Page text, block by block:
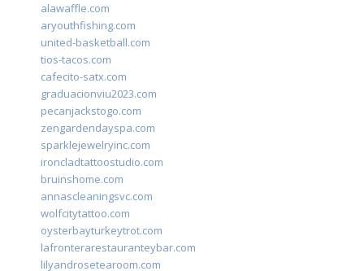
alawaffle.com
aryouthfishing.com
united-basketball.com
tios-tacos.com
cafecito-satx.com
graduacionviu2023.com
pecanjackstogo.com
zengardendayspa.com
sparklejewelryinc.com
ironcladtattoostudio.com
bruinshome.com
annascleaningsvc.com
wolfcitytattoo.com
oysterbayturkeytrot.com
lafronterarestauranteybar.com
lilyandrosetearoom.com